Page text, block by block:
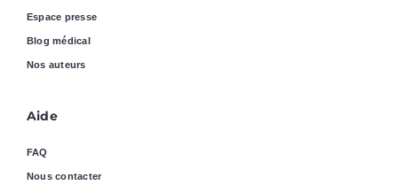
Espace presse
Blog médical
Nos auteurs
Aide
FAQ
Nous contacter